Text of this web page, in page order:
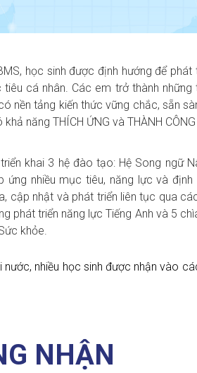
học sinh được định hướng để
cá nhân. Các em trở thành
nền tảng kiến thức vững chắc, sẵn
năng THÍCH ỨNG và THÀNH
khai 3 hệ đào tạo: Hệ Song ngữ
ứng nhiều mục tiêu, năng lực và
cập nhật và phát triển liên tục qua
phát triển năng lực Tiếng Anh và 5
khỏe.
nhiều học sinh được nhận vào
NHẬN